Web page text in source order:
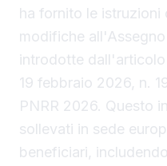
ha fornito le istruzioni
modifiche
introdotte
19 febbraio 2026, n.
PNRR 2026. Questo
sollevati in sede
beneficiari,